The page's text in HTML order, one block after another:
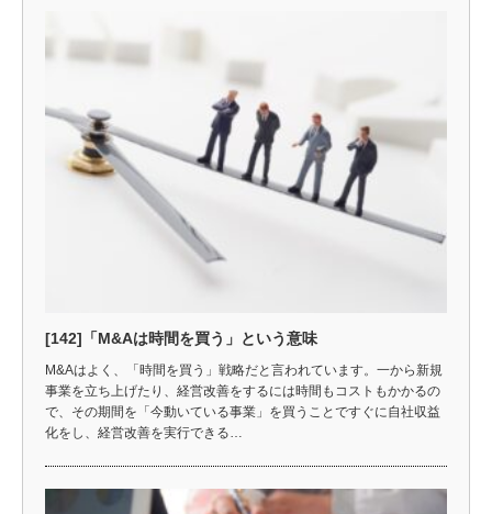
[142]「M&Aは時間を買う」という意味
M&Aはよく、「時間を買う」戦略だと言われています。一から新規
事業を立ち上げたり、経営改善をするには時間もコストもかかるの
で、その期間を「今動いている事業」を買うことですぐに自社収益
化をし、経営改善を実行できる…